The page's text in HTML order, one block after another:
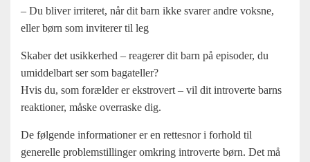
– Du bliver irriteret, når dit barn ikke svarer andre voksne,
eller børn som inviterer til leg
Skaber det usikkerhed – reagerer dit barn på episoder, du
umiddelbart ser som bagateller?
Hvis du, som forælder er ekstrovert – vil dit introverte barns
reaktioner, måske overraske dig.
De følgende informationer er en rettesnor i forhold til
generelle problemstillinger omkring introverte børn. Det må